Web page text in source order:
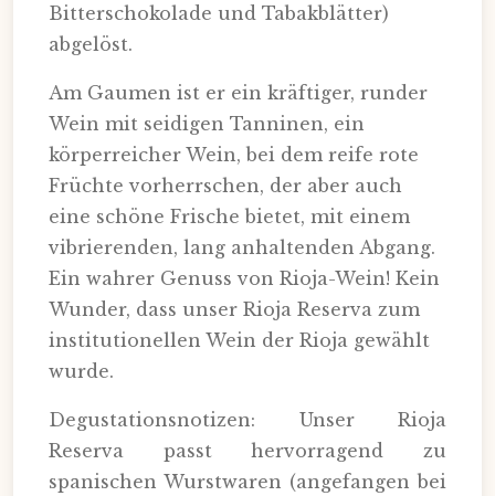
Bitterschokolade und Tabakblätter)
abgelöst.
Am Gaumen ist er ein kräftiger, runder
Wein mit seidigen Tanninen, ein
körperreicher Wein, bei dem reife rote
Früchte vorherrschen, der aber auch
eine schöne Frische bietet, mit einem
vibrierenden, lang anhaltenden Abgang.
Ein wahrer Genuss von Rioja-Wein! Kein
Wunder, dass unser Rioja Reserva zum
institutionellen Wein der Rioja gewählt
wurde.
Degustationsnotizen: Unser Rioja
Reserva passt hervorragend zu
spanischen Wurstwaren (angefangen bei